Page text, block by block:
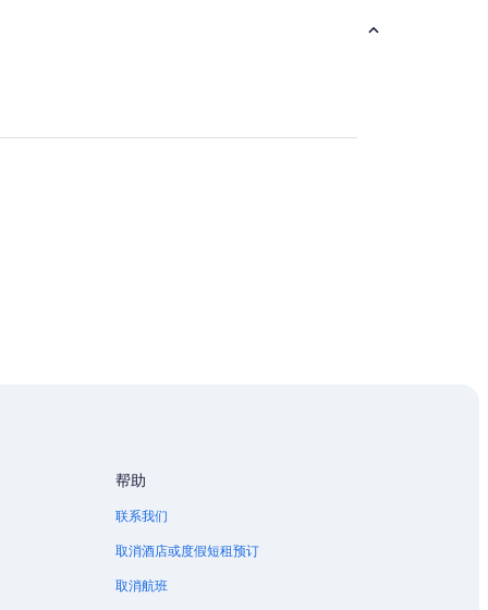
帮助
联系我们
取消酒店或度假短租预订
取消航班